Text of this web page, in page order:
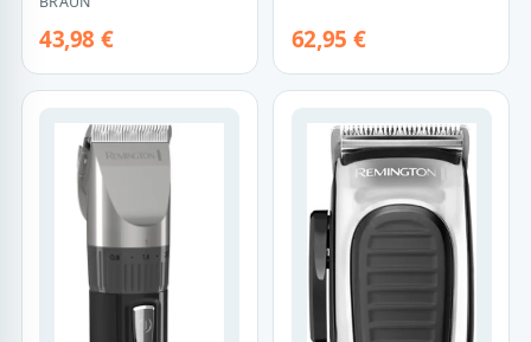
43,98 € 62,95 €